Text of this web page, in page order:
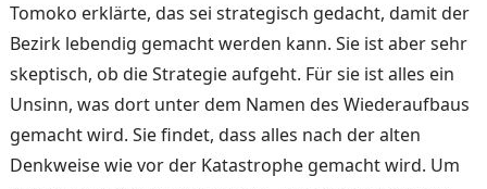
Tomoko erklärte, das sei stra­tegisch gedacht, damit der
Be­zirk lebendig gemacht werden kann. Sie ist aber sehr
skep­tisch, ob die Strategie aufgeht. Für sie ist alles ein
Unsinn, was dort unter dem Namen des Wiederaufbaus
gemacht wird. Sie findet, dass alles nach der alten
Denkweise wie vor der Katastrophe gemacht wird. Um